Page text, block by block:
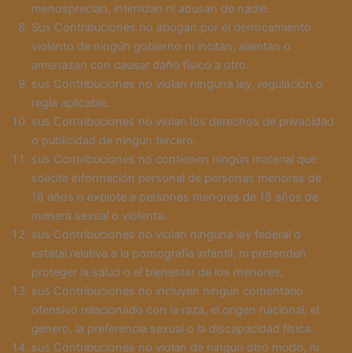
menosprecian, intimidan ni abusan de nadie.
Sus Contribuciones no abogan por el derrocamiento
violento de ningún gobierno ni incitan, alientan o
amenazan con causar daño físico a otro.
sus Contribuciones no violan ninguna ley, regulación o
regla aplicable.
sus Contribuciones no violan los derechos de privacidad
o publicidad de ningún tercero.
sus Contribuciones no contienen ningún material que
solicite información personal de personas menores de
18 años o explote a personas menores de 18 años de
manera sexual o violenta.
sus Contribuciones no violan ninguna ley federal o
estatal relativa a la pornografía infantil, ni pretenden
proteger la salud o el bienestar de los menores;
sus Contribuciones no incluyen ningún comentario
ofensivo relacionado con la raza, el origen nacional, el
género, la preferencia sexual o la discapacidad física.
sus Contribuciones no violan de ningún otro modo, ni